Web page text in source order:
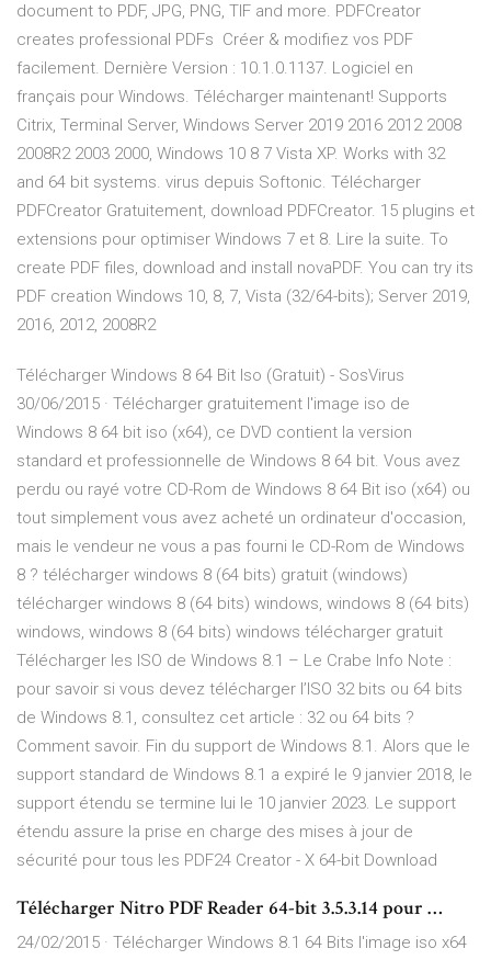
document to PDF, JPG, PNG, TIF and more. PDFCreator
creates professional PDFs Créer & modifiez vos PDF
facilement. Dernière Version : 10.1.0.1137. Logiciel en
français pour Windows. Télécharger maintenant! Supports
Citrix, Terminal Server, Windows Server 2019 2016 2012 2008
2008R2 2003 2000, Windows 10 8 7 Vista XP. Works with 32
and 64 bit systems. virus depuis Softonic. Télécharger
PDFCreator Gratuitement, download PDFCreator. 15 plugins et
extensions pour optimiser Windows 7 et 8. Lire la suite. To
create PDF files, download and install novaPDF. You can try its
PDF creation Windows 10, 8, 7, Vista (32/64-bits); Server 2019,
2016, 2012, 2008R2
Télécharger Windows 8 64 Bit Iso (Gratuit) - SosVirus
30/06/2015 · Télécharger gratuitement l'image iso de
Windows 8 64 bit iso (x64), ce DVD contient la version
standard et professionnelle de Windows 8 64 bit. Vous avez
perdu ou rayé votre CD-Rom de Windows 8 64 Bit iso (x64) ou
tout simplement vous avez acheté un ordinateur d'occasion,
mais le vendeur ne vous a pas fourni le CD-Rom de Windows
8 ? télécharger windows 8 (64 bits) gratuit (windows)
télécharger windows 8 (64 bits) windows, windows 8 (64 bits)
windows, windows 8 (64 bits) windows télécharger gratuit
Télécharger les ISO de Windows 8.1 – Le Crabe Info Note :
pour savoir si vous devez télécharger l’ISO 32 bits ou 64 bits
de Windows 8.1, consultez cet article : 32 ou 64 bits ?
Comment savoir. Fin du support de Windows 8.1. Alors que le
support standard de Windows 8.1 a expiré le 9 janvier 2018, le
support étendu se termine lui le 10 janvier 2023. Le support
étendu assure la prise en charge des mises à jour de
sécurité pour tous les PDF24 Creator - X 64-bit Download
Télécharger Nitro PDF Reader 64-bit 3.5.3.14 pour …
24/02/2015 · Télécharger Windows 8.1 64 Bits l'image iso x64